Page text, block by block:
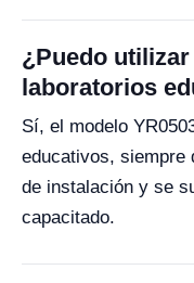
¿Puedo utilizar
laboratorios
Sí, el modelo
educativos, siempre
de instalación y se
capacitado.